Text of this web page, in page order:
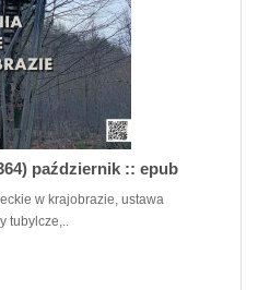
październik :: epub
w krajobrazie, ustawa
tubylcze,..